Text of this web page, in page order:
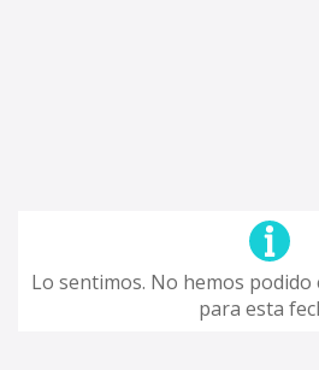
Lo sentimos. No hemos
para esta